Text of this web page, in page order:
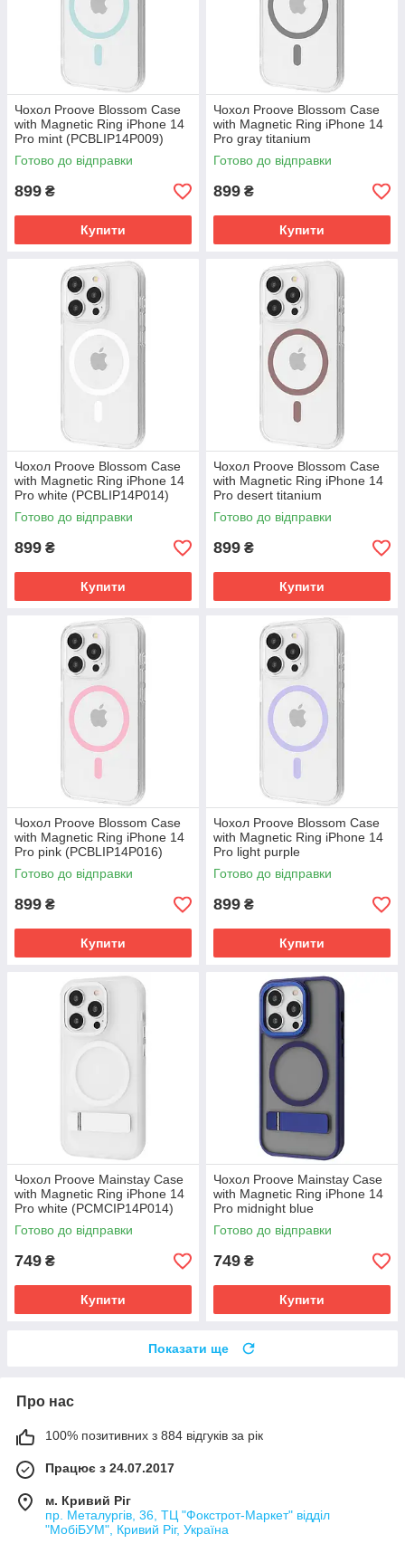
Чохол Proove Blossom Case
with Magnetic Ring iPhone 14
Pro mint (PCBLIP14P009)
Готово до відправки
899 ₴
Купити
Чохол Proove Blossom Case
with Magnetic Ring iPhone 14
Pro gray titanium
(PCBLIP14P027)
Готово до відправки
899 ₴
Купити
Чохол Proove Blossom Case
with Magnetic Ring iPhone 14
Pro white (PCBLIP14P014)
Готово до відправки
899 ₴
Купити
Чохол Proove Blossom Case
with Magnetic Ring iPhone 14
Pro desert titanium
(PCBLIP14P033)
Готово до відправки
899 ₴
Купити
Чохол Proove Blossom Case
with Magnetic Ring iPhone 14
Pro pink (PCBLIP14P016)
Готово до відправки
899 ₴
Купити
Чохол Proove Blossom Case
with Magnetic Ring iPhone 14
Pro light purple
(PCBLIP14P007)
Готово до відправки
899 ₴
Купити
Чохол Proove Mainstay Case
with Magnetic Ring iPhone 14
Pro white (PCMCIP14P014)
Готово до відправки
749 ₴
Купити
Чохол Proove Mainstay Case
with Magnetic Ring iPhone 14
Pro midnight blue
(PCMCIP14P008)
Готово до відправки
749 ₴
Купити
Показати ще
Про нас
100% позитивних з 884 відгуків за рік
Працює з 24.07.2017
м. Кривий Ріг
пр. Металургів, 36, ТЦ "Фокстрот-Маркет" відділ
"МобіБУМ", Кривий Ріг, Україна